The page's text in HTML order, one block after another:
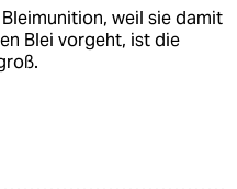
weil sie damit
Blei vorgeht, ist die